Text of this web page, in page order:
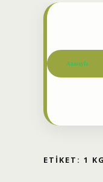
Anasayfa
ETIKET: 1